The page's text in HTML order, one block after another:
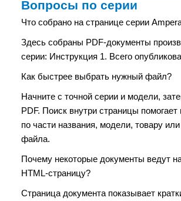
Вопросы по серии
Что собрано на странице серии
Здесь собраны PDF-документы
серии: Инструкция 1. Всего
Как быстрее выбрать нужный файл?
Начните с точной серии и модели,
PDF. Поиск внутри страницы помогает
по части названия, модели, товару
файла.
Почему некоторые документы ведут
HTML-страницу?
Страница документа показывает